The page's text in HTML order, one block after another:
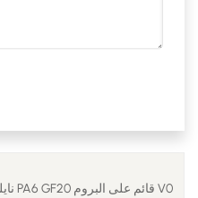
نايلون عالي الأداء مقاوم للهب PA6 GF20 قائم على البروم V0